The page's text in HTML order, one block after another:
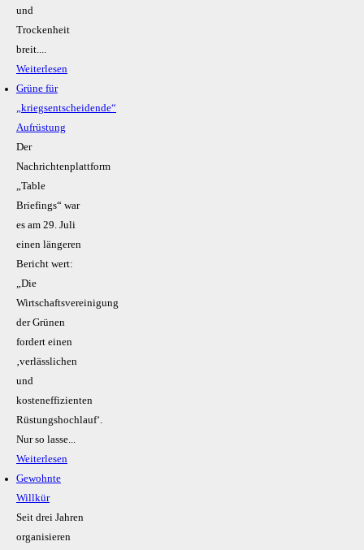
und
Trockenheit
breit....
Weiterlesen
Grüne für
„kriegsentscheidende“
Aufrüstung
Der
Nachrichtenplattform
„Table
Briefings“ war
es am 29. Juli
einen längeren
Bericht wert:
„Die
Wirtschaftsvereinigung
der Grünen
fordert einen
‚verlässlichen
und
kosteneffizienten
Rüstungshochlauf‘.
Nur so lasse...
Weiterlesen
Gewohnte
Willkür
Seit drei Jahren
organisieren